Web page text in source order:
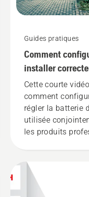
Guides pratiques
Comment
installer
batterie dorsale
Cette courte
comment
régler la batterie
utilisée
les produits
garantit une
plus confortable
fatigue lors de